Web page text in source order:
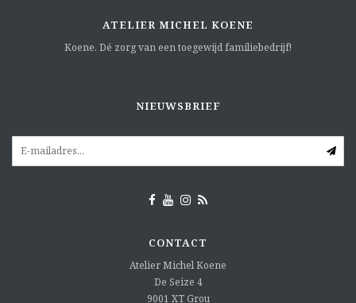
ATELIER MICHEL KOENE
Koene. Dé zorg van een toegewijd familiebedrijf!
NIEUWSBRIEF
CONTACT
Atelier Michel Koene
De Seize 4
9001 XT Grou